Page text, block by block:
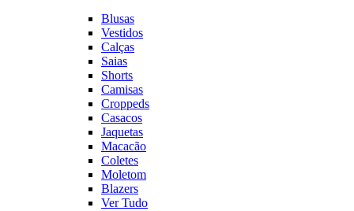
Blusas
Vestidos
Calças
Saias
Shorts
Camisas
Croppeds
Casacos
Jaquetas
Macacão
Coletes
Moletom
Blazers
Ver Tudo